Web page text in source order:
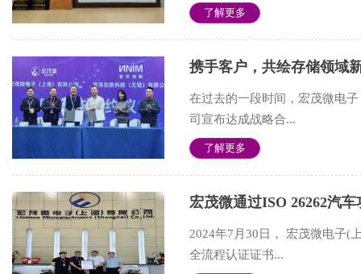
了解更多
携手客户，共绘存储领域
在过去的一段时间，宏茂微电
司宣布达成战略合...
了解更多
宏茂微通过ISO 26262汽
2024年7月30日， 宏茂微电子(
全流程认证证书...